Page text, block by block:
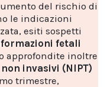
del rischio di
le indicazioni
esiti sospetti
fetali
approfondite inoltre
invasivi (NIPT)
trimestre,